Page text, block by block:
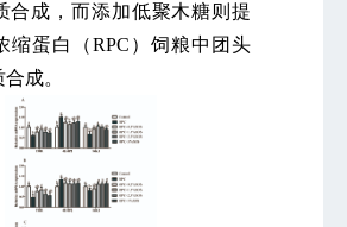
合成，而添加低聚木糖则提
缩蛋白（RPC）饲粮中团头
成。